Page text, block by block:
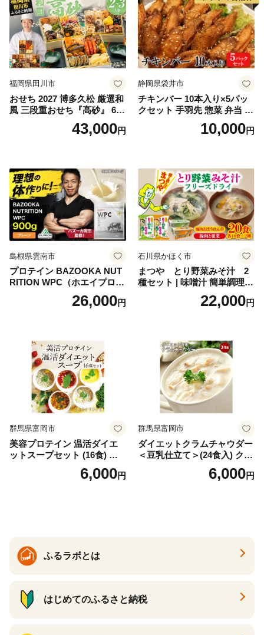
福岡県田川市
おせち 2027 博多久松 厳選和
風 三段重おせち『高砂』 6.5
寸 3段重 2～3人前 おせち料
理 重箱 お正月 冷凍おせち 縁
ち 本格おせち おせち予約 年
末 年始 お取り寄せ 新春 贅沢
おせち こだわりおせち 惣菜
老舗おせち ふるさと納税お
せち 御節 お節料理 正月 調理
不要 おせち料理2027
43,000円
静岡県袋井市
チキンバー 10本入り×5パッ
クセット 手羽先 惣菜 弁当 お
かず お酒 おつまみ ギフト キ
ャンプ アウトドア キャンプ
10,000円
島根県雲南市
プロテイン BAZOOKA NUT
RITION WPC（ホエイプロテ
イン）＜プレーン＞ 900g｜
バズーカ岡田監修・植物由来
ロン [AIEN005]
26,000円
石川県かほく市
まつや とり野菜みそ汁 2
種セット | 味噌汁 簡単調理
お味噌 おみそ みそ とり野菜
時短料理 時短ごはん ご当地
22,000円
群馬県富岡市
美容プロテイン 温活ダイエ
ットスープセット (16食) 小
分け スープ 食べ比べ セット
詰合せ クラムチャウダー チ
6,000円
群馬県富岡市
ダイエットクラムチャウダー
＜豆乳仕立て＞(24食入) クラ
ムチャウダー 豆乳 ダイエッ
ト スープ プロテイン たんぱ
6,000円
ふるラボとは
はじめてのふるさと納税